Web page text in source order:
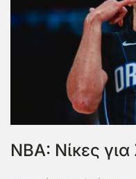
NBA: Νίκες